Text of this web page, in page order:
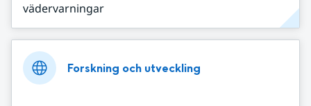
vädervarningar
Forskning och utveckling